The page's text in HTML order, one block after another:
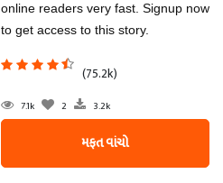
online readers very fast. Signup now
to get access to this story.
(75.2k)
7.1k 2 3.2k
મફત વાંચો